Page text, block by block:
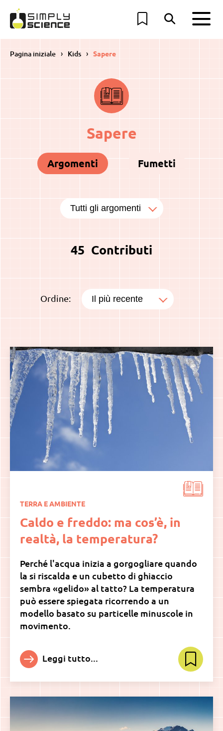
Pagina iniziale Kids Sapere
Sapere
Argomenti Fumetti
45 Contributi
Ordine:
TERRA E AMBIENTE
Caldo e freddo: ma cos’è, in
realtà, la temperatura?
Perché l'acqua inizia a gorgogliare quando
la si riscalda e un cubetto di ghiaccio
sembra «gelido» al tatto? La temperatura
può essere spiegata ricorrendo a un
modello basato su particelle minuscole in
movimento.
Leggi tutto...